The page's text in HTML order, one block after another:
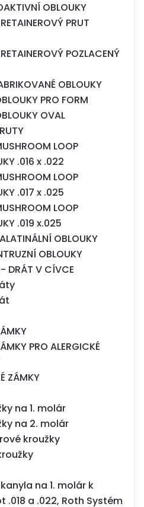
OBLOUKY
PRUT
POZLACENÝ
OBLOUKY
PRO FORM
OVAL
LOOP
.016 x .022
LOOP
.017 x .025
LOOP
.019 x.025
OBLOUKY
OBLOUKY
DRÁT V CÍVCE
PRO ALERGICKÉ
ZÁMKY
na 1. molár
na 2. molár
kroužky
kanyla na 1. molár k
.018 a .022, Roth Systém